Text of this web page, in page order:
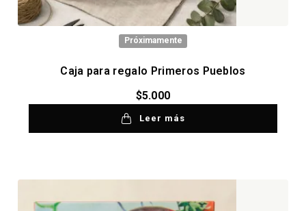
Próximamente
Caja para regalo Primeros Pueblos
$5.000
Leer más